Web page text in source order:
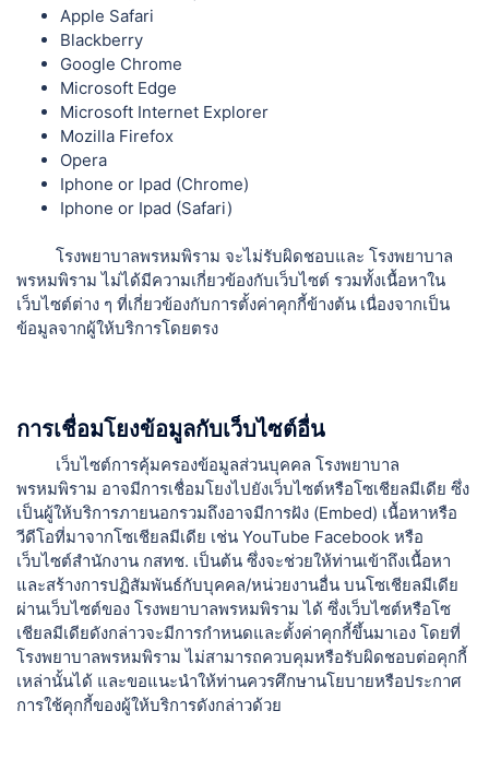
Apple Safari
Blackberry
Google Chrome
Microsoft Edge
Microsoft Internet Explorer
Mozilla Firefox
Opera
Iphone or Ipad (Chrome)
Iphone or Ipad (Safari)
โรงพยาบาลพรหมพิราม จะไม่รับผิดชอบและ โรงพยาบาล
พรหมพิราม ไม่ได้มีความเกี่ยวข้องกับเว็บไซต์ รวมทั้งเนื้อหาใน
เว็บไซต์ต่าง ๆ ที่เกี่ยวข้องกับการตั้งค่าคุกกี้ข้างต้น เนื่องจากเป็น
ข้อมูลจากผู้ให้บริการโดยตรง
การเชื่อมโยงข้อมูลกับเว็บไซต์อื่น
เว็บไซต์การคุ้มครองข้อมูลส่วนบุคคล โรงพยาบาล
พรหมพิราม อาจมีการเชื่อมโยงไปยังเว็บไซต์หรือโซเชียลมีเดีย ซึ่ง
เป็นผู้ให้บริการภายนอกรวมถึงอาจมีการฝัง (Embed) เนื้อหาหรือ
วีดีโอที่มาจากโซเชียลมีเดีย เช่น YouTube Facebook หรือ
เว็บไซต์สำนักงาน กสทช. เป็นต้น ซึ่งจะช่วยให้ท่านเข้าถึงเนื้อหา
และสร้างการปฏิสัมพันธ์กับบุคคล/หน่วยงานอื่น บนโซเชียลมีเดีย
ผ่านเว็บไซต์ของ โรงพยาบาลพรหมพิราม ได้ ซึ่งเว็บไซต์หรือโซ
เชียลมีเดียดังกล่าวจะมีการกำหนดและตั้งค่าคุกกี้ขึ้นมาเอง โดยที่
โรงพยาบาลพรหมพิราม ไม่สามารถควบคุมหรือรับผิดชอบต่อคุกกี้
เหล่านั้นได้ และขอแนะนำให้ท่านควรศึกษานโยบายหรือประกาศ
การใช้คุกกี้ของผู้ให้บริการดังกล่าวด้วย